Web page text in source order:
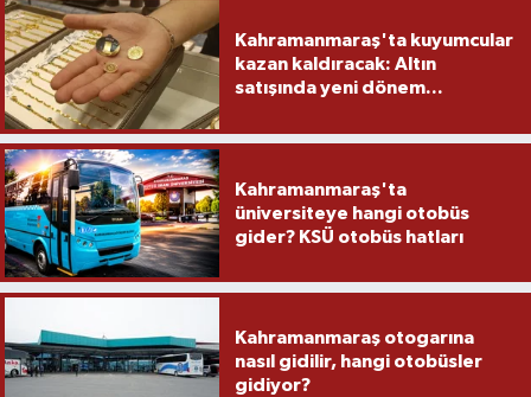
Kahramanmaraş'ta kuyumcular
kazan kaldıracak: Altın
satışında yeni dönem...
Kahramanmaraş'ta
üniversiteye hangi otobüs
gider? KSÜ otobüs hatları
Kahramanmaraş otogarına
nasıl gidilir, hangi otobüsler
gidiyor?